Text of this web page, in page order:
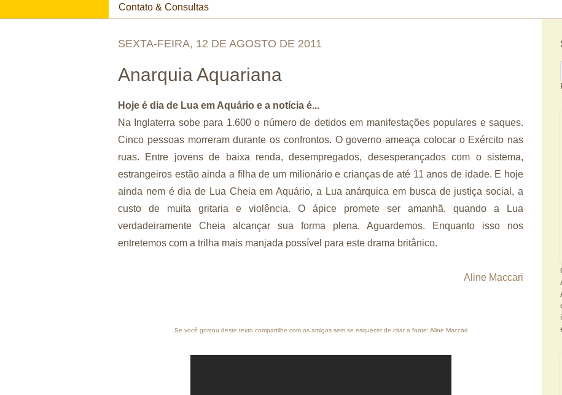
Contato & Consultas
SEXTA-FEIRA, 12 DE AGOSTO DE 2011
Anarquia Aquariana
Hoje é dia de Lua em Aquário e a notícia é...
Na Inglaterra sobe para 1.600 o número de detidos em manifestações populares e saques.
Cinco pessoas morreram durante os confrontos. O governo ameaça colocar o Exército nas
ruas. Entre jovens de baixa renda, desempregados, desesperançados com o sistema,
estrangeiros estão ainda a filha de um milionário e crianças de até 11 anos de idade. E hoje
ainda nem é dia de Lua Cheia em Aquário, a Lua anárquica em busca de justiça social, a
custo de muita gritaria e violência. O ápice promete ser amanhã, quando a Lua
verdadeiramente Cheia alcançar sua forma plena. Aguardemos. Enquanto isso nos
entretemos com a trilha mais manjada possível para este drama britânico.
Aline Maccari
Se você gostou deste texto compartilhe com os amigos sem se esquecer de citar a fonte: Aline Maccari